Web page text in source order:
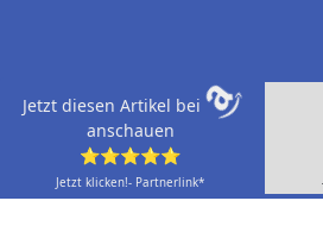
Jetzt diesen Artikel bei
anschauen
⭐⭐⭐⭐⭐
Jetzt klicken!- Partnerlink*